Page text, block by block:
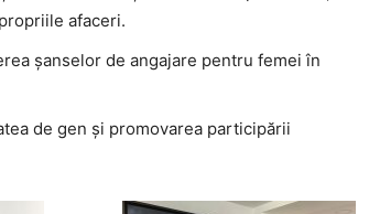
afaceri.
șanselor de angajare pentru femei în
de gen și promovarea participării